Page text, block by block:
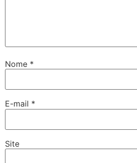
Nome *
E-mail *
Site